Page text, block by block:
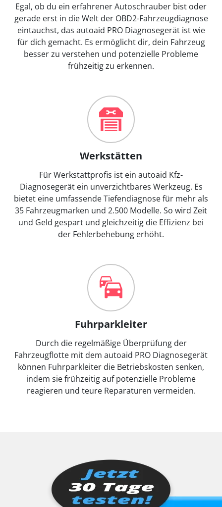
Egal, ob du ein erfahrener Autoschrauber bist oder
gerade erst in die Welt der OBD2-Fahrzeugdiagnose
eintauchst, das autoaid PRO Diagnosegerät ist wie
für dich gemacht. Es ermöglicht dir, dein Fahrzeug
besser zu verstehen und potenzielle Probleme
frühzeitig zu erkennen.
Werkstätten
Für Werkstattprofis ist ein autoaid Kfz-
Diagnosegerät ein unverzichtbares Werkzeug. Es
bietet eine umfassende Tiefendiagnose für mehr als
35 Fahrzeugmarken und 2.500 Modelle. So wird Zeit
und Geld gespart und gleichzeitig die Effizienz bei
der Fehlerbehebung erhöht.
Fuhrparkleiter
Durch die regelmäßige Überprüfung der
Fahrzeugflotte mit dem autoaid PRO Diagnosegerät
können Fuhrparkleiter die Betriebskosten senken,
indem sie frühzeitig auf potenzielle Probleme
reagieren und teure Reparaturen vermeiden.